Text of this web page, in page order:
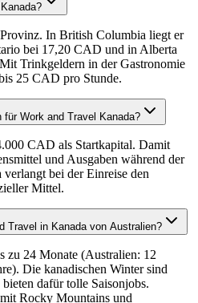
In British Columbia liegt er
bei 17,20 CAD und in Alberta
Trinkgeldern in der Gastronomie
25 CAD pro Stunde.
Work and Travel Kanada?
CAD als Startkapital. Damit
und Ausgaben während der
bei der Einreise den
Mittel.
Travel in Kanada von Australien?
zu 24 Monate (Australien: 12
Die kanadischen Winter sind
dafür tolle Saisonjobs.
Rocky Mountains und